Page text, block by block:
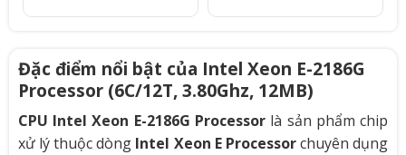
Đặc điểm nổi bật của Intel Xeon E-2186G
Processor (6C/12T, 3.80Ghz, 12MB)
CPU Intel Xeon E-2186G Processor là sản phẩm chip
xử lý thuộc dòng Intel Xeon E Processorchuyên dụng